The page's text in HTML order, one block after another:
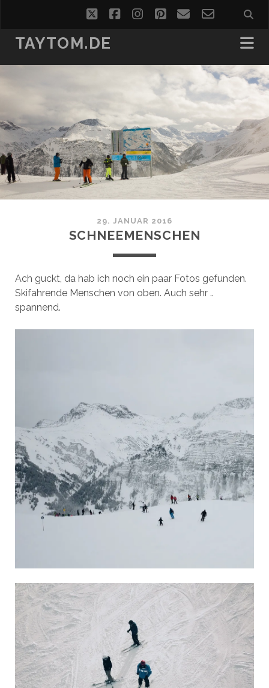
twitterfacebookinstagram
pinterest
emailemail-
form
TAYTOM.DE
29. JANUAR 2016
SCHNEEMENSCHEN
Ach guckt, da hab ich noch ein paar Fotos gefunden.
Skifahrende Menschen von oben. Auch sehr ..
spannend.